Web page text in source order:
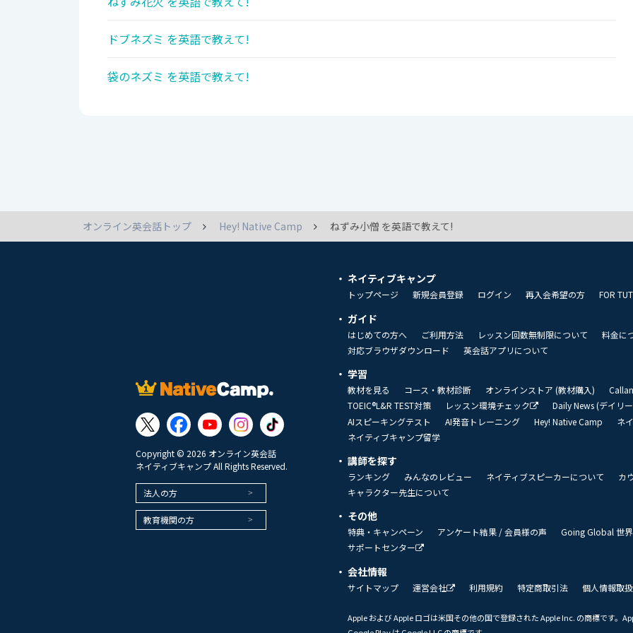
ドブネズミ を英語で教えて!
袋のネズミ を英語で教えて!
オンライン英会話トップ Hey! Native Camp ねずみ小僧 を英語で教えて!
Copyright © 2026 オンライン英会話
ネイティブキャンプ All Rights Reserved.
法人の方
教育機関の方
ネイティブキャンプ
トップページ 新規会員登録 ログイン 再入会希望の方 FOR
ガイド
はじめての方へ ご利用方法 レッスン回数無制限について
料金に
対応ブラウザダウンロード
英会話アプリについて
学習
教材を見る コース・教材診断 オンラインストア (教材購入)
TOEIC®L&R TEST対策
レッスン環境チェック
Daily News (デイリ
AIスピーキングテスト
AI発音トレーニング Hey! Native Camp
ネ
ネイティブキャンプ留学
講師を探す
ランキング みんなのレビュー ネイティブスピーカーについて
カ
キャラクター先生について
その他
特典・キャンペーン アンケート結果 / 会員様の声
Going Global 世
サポートセンター
会社情報
サイトマップ 運営会社 利用規約 特定商取引法 個人情報取
Apple および Apple ロゴは米国その他の国で登録された Apple Inc. の商標です。